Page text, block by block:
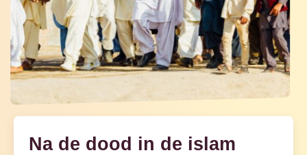
Na de dood in de islam